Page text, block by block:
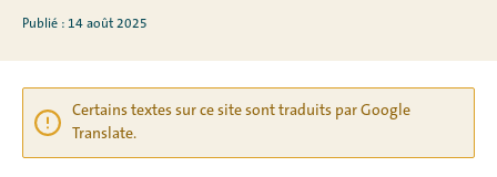
Publié : 14 août 2025
Certains textes sur ce site sont traduits par Google
Translate.